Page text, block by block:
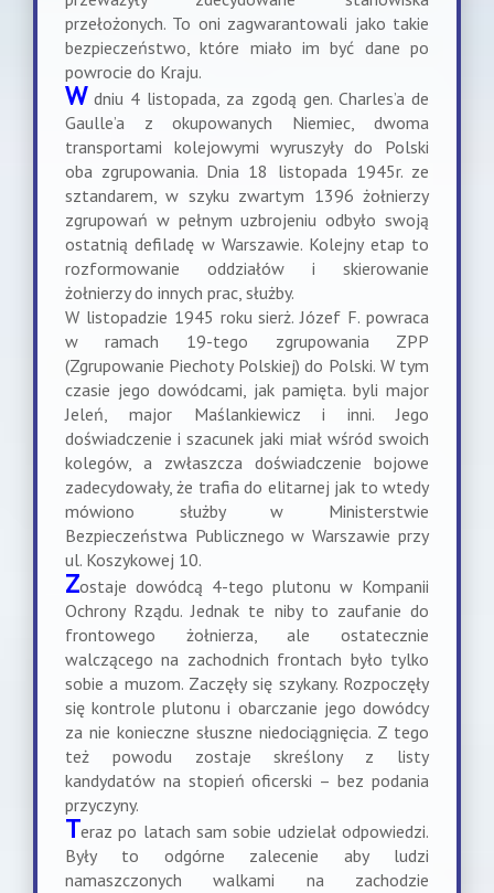
przełożonych. To oni zagwarantowali jako takie
bezpieczeństwo, które miało im być dane po
powrocie do Kraju.
Wdniu 4 listopada, za zgodą gen. Charles’a de
Gaulle’a z okupowanych Niemiec, dwoma
transportami kolejowymi wyruszyły do Polski
oba zgrupowania. Dnia 18 listopada 1945r. ze
sztandarem, w szyku zwartym 1396 żołnierzy
zgrupowań w pełnym uzbrojeniu odbyło swoją
ostatnią defiladę w Warszawie. Kolejny etap to
rozformowanie oddziałów i skierowanie
żołnierzy do innych prac, służby.
W listopadzie 1945 roku sierż. Józef F. powraca
w ramach 19-tego zgrupowania ZPP
(Zgrupowanie Piechoty Polskiej) do Polski. W tym
czasie jego dowódcami, jak pamięta. byli major
Jeleń, major Maślankiewicz i inni. Jego
doświadczenie i szacunek jaki miał wśród swoich
kolegów, a zwłaszcza doświadczenie bojowe
zadecydowały, że trafia do elitarnej jak to wtedy
mówiono służby w Ministerstwie
Bezpieczeństwa Publicznego w Warszawie przy
ul. Koszykowej 10.
Zostaje dowódcą 4-tego plutonu w Kompanii
Ochrony Rządu. Jednak te niby to zaufanie do
frontowego żołnierza, ale ostatecznie
walczącego na zachodnich frontach było tylko
sobie a muzom. Zaczęły się szykany. Rozpoczęły
się kontrole plutonu i obarczanie jego dowódcy
za nie konieczne słuszne niedociągnięcia. Z tego
też powodu zostaje skreślony z listy
kandydatów na stopień oficerski – bez podania
przyczyny.
Teraz po latach sam sobie udzielał odpowiedzi.
Były to odgórne zalecenie aby ludzi
namaszczonych walkami na zachodzie